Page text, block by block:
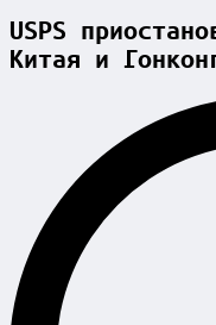
USPS
Китая и